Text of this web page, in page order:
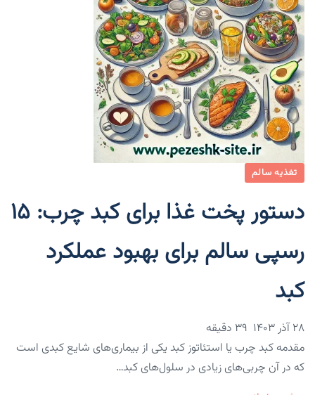
تغذیه سالم
دستور پخت غذا برای کبد چرب: ۱۵
رسپی سالم برای بهبود عملکرد
کبد
۲۸ آذر ۱۴۰۳
مقدمه کبد چرب یا استئاتوز کبد یکی از بیماری‌های شایع کبدی است
که در آن چربی‌های زیادی در سلول‌های کبد…